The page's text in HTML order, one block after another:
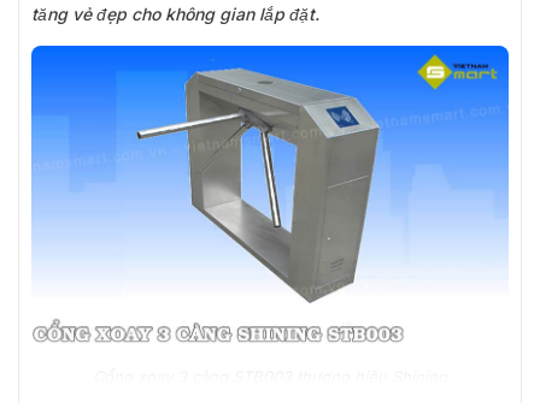
tăng vẻ đẹp cho không gian lắp đặt.